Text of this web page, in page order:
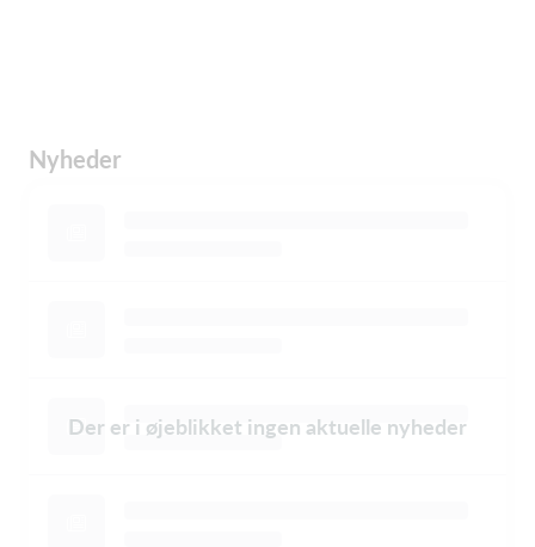
Nyheder
Der er i øjeblikket ingen aktuelle nyheder